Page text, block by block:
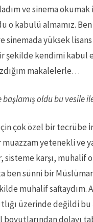
ve sinema
o kabulü almamız. Ben
sinemada yüksek
şekilde kendimi kabul
makalelerle…
oldu bu vesile
çok özel bir tecrübe
yetenekli ve
karşı, muhalif
ben sünni bir
muhalif saftaydım.
üzerinde değildi bu
boyutlarından dolayı